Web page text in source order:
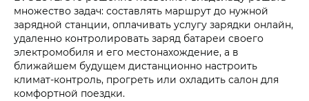
множество задач: составлять маршрут до нужной
зарядной станции, оплачивать услугу зарядки онлайн,
удаленно контролировать заряд батареи своего
электромобиля и его местонахождение, а в
ближайшем будущем дистанционно настроить
климат-контроль, прогреть или охладить салон для
комфортной поездки.